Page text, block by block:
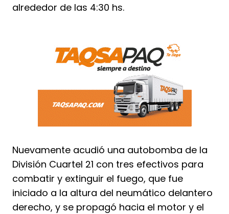
alrededor de las 4:30 hs.
Nuevamente acudió una autobomba de la
División Cuartel 21 con tres efectivos para
combatir y extinguir el fuego, que fue
iniciado a la altura del neumático delantero
derecho, y se propagó hacia el motor y el